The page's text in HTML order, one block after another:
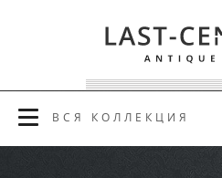
ВСЯ КОЛЛЕКЦИЯ